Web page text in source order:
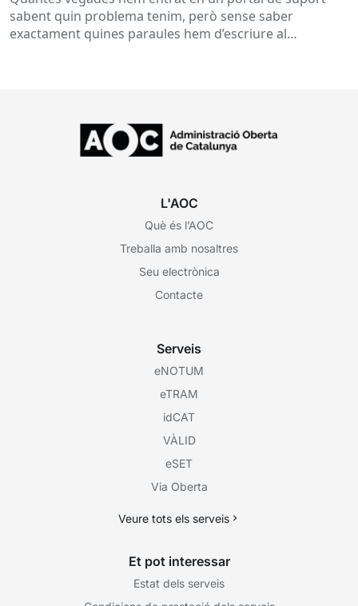
sabent quin problema tenim, però sense saber
exactament quines paraules hem d’escriure al
L'AOC
Què és l’AOC
Treballa amb nosaltres
Seu electrònica
Contacte
Serveis
eNOTUM
eTRAM
idCAT
VÀLID
eSET
Via Oberta
Veure tots els serveis
Et pot interessar
Estat dels serveis